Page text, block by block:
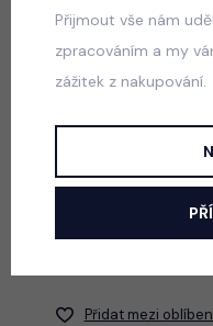
Popis
vpředu.
Barva: bílá
Přidat mezi
Přijmout vše nám
zpracováním a my
zážitek z nakupování.